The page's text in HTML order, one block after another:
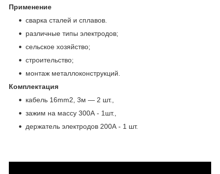
Применение
сварка сталей и сплавов.
различные типы электродов;
сельское хозяйство;
строительство;
монтаж металлоконструкций.
Комплектация
кабель 16mm2, 3м — 2 шт.,
зажим на массу 300А - 1шт.,
держатель электродов 200А - 1 шт.